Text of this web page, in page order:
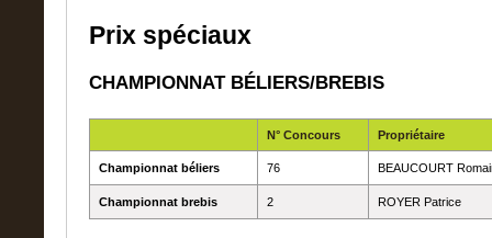
Prix spéciaux
CHAMPIONNAT BÉLIERS/BREBIS
N° Concours Propriétaire
Championnat béliers 76 BEAUCOURT
Championnat brebis 2 ROYER Patrice